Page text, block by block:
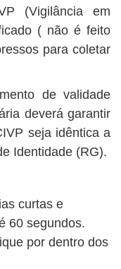
(Vigilância em
( não é feito
para coletar
de validade
deverá garantir
seja idêntica a
Identidade (RG).
curtas e
60 segundos.
por dentro dos